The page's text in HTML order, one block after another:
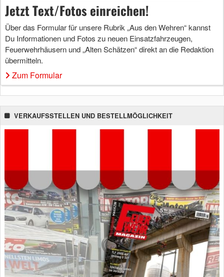
Jetzt Text/Fotos einreichen!
Über das Formular für unsere Rubrik „Aus den Wehren“ kannst
Du Informationen und Fotos zu neuen Einsatzfahrzeugen,
Feuerwehrhäusern und „Alten Schätzen“ direkt an die Redaktion
übermitteln.
Zum Formular
VERKAUFSSTELLEN UND BESTELLMÖGLICHKEIT